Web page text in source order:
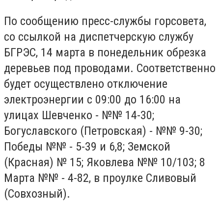
По сообщению пресс-службы горсовета,
со ссылкой на диспетчерскую службу
БГРЭС, 14 марта в понедельник обрезка
деревьев под проводами. Соответственно
будет осуществлено отключение
электроэнергии с 09:00 до 16:00 на
улицах Шевченко - №№ 14-30;
Богуславского (Петровская) - №№ 9-30;
Победы №№ - 5-39 и 6,8; Земской
(Красная) № 15; Яковлева №№ 10/103; 8
Марта №№ - 4-82, в проулке Сливовый
(Совхозный).